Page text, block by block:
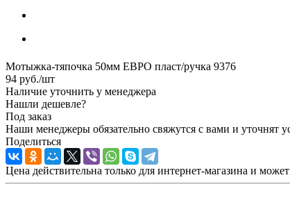
Мотыжка-тяпочка 50мм ЕВРО пласт/ручка 9376
94 руб./шт
Наличие уточнить у менеджера
Нашли дешевле?
Под заказ
Наши менеджеры обязательно свяжутся с вами и уточнят
Поделиться
Цена действительна только для интернет-магазина и